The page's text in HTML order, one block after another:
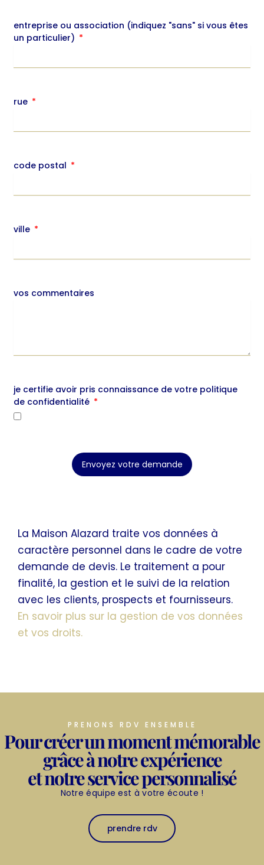
entreprise ou association (indiquez "sans" si vous êtes
un particulier)
rue
code postal
ville
vos commentaires
je certifie avoir pris connaissance de votre politique
de confidentialité
Envoyez votre demande
e
n
a
La Maison Alazard traite vos données à
caractère personnel dans le cadre de votre
demande de devis. Le traitement a pour
finalité, la gestion et le suivi de la relation
avec les clients, prospects et fournisseurs.
En savoir plus sur la gestion de vos données
et vos droits.
PRENONS RDV ENSEMBLE
Pour créer un moment mémorable
grâce à notre expérience
et notre service personnalisé
Notre équipe est à votre écoute !
prendre rdv